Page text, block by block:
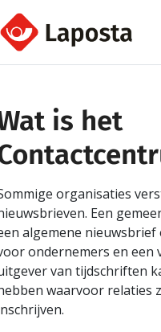
is het
organisaties
Een
algemene
ondernemers en een
van tijdschriften
waarvoor relaties